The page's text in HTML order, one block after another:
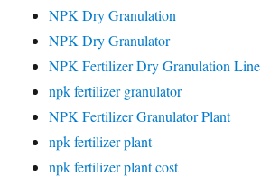
NPK Dry Granulation
NPK Dry Granulator
NPK Fertilizer Dry Granulation Line
npk fertilizer granulator
NPK Fertilizer Granulator Plant
npk fertilizer plant
npk fertilizer plant cost